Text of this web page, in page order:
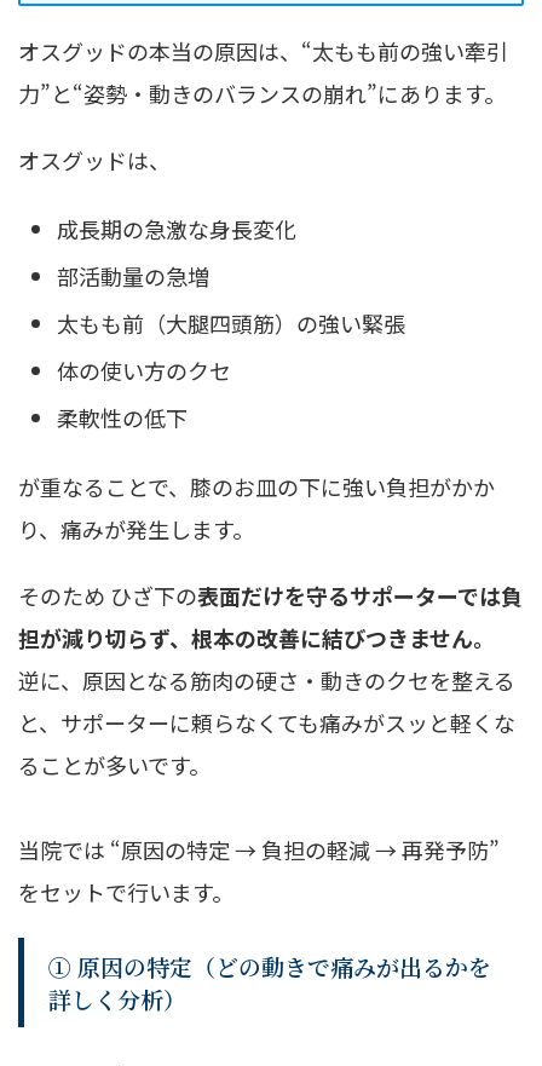
オスグッドの本当の原因は、“太もも前の強い牽引
力”と“姿勢・動きのバランスの崩れ”にあります。
オスグッドは、
成長期の急激な身長変化
部活動量の急増
太もも前（大腿四頭筋）の強い緊張
体の使い方のクセ
柔軟性の低下
が重なることで、膝のお皿の下に強い負担がかか
り、痛みが発生します。
そのため ひざ下の表面だけを守るサポーターでは負
担が減り切らず、根本の改善に結びつきません。
逆に、原因となる筋肉の硬さ・動きのクセを整える
と、サポーターに頼らなくても痛みがスッと軽くな
ることが多いです。
当院では “原因の特定 → 負担の軽減 → 再発予防”
をセットで行います。
① 原因の特定（どの動きで痛みが出るかを
詳しく分析）